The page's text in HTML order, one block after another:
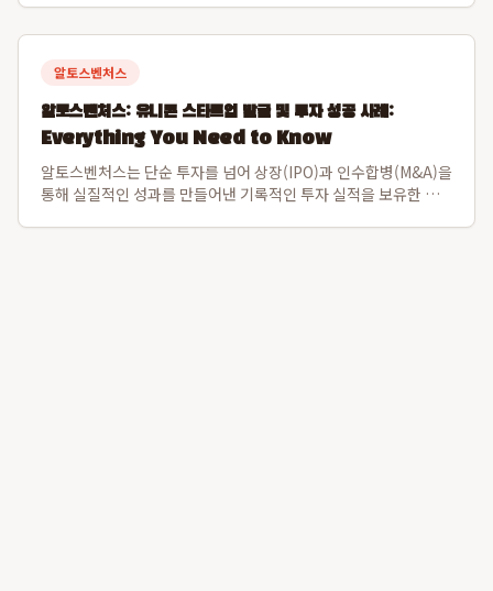
동탄 스마일라식 만족도...
알토스벤처스
알토스벤처스: 유니콘 스타트업 발굴 및 투자 성공 사례:
Everything You Need to Know
알토스벤처스는 단순 투자를 넘어 상장(IPO)과 인수합병(M&A)을
통해 실질적인 성과를 만들어낸 기록적인 투자 실적을 보유한 선